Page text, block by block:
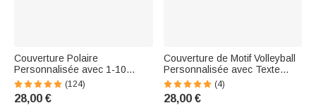
Couverture Polaire
Personnalisée avec 1-10
Bébés Ours et Noms Cadeau
de Fête des Mères pour
Maman Grand-Mère
(124)
28,00 €
Couverture de Motif Volleyball
Personnalisée avec Texte
Cadeau Anniversaire Jeu de
Sport pour Amoureux du
Volleyball
(4)
28,00 €